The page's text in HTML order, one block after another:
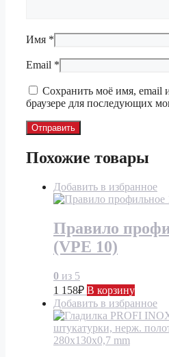
Имя *
Email *
Сохранить моё имя, email
браузере для последующих
Похожие товары
Добавить в избранное
Правило
(VPE 10)
0 из 5
1 158₽ В корзину
Добавить в избранное